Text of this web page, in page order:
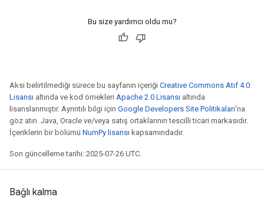
Bu size yardımcı oldu mu?
Aksi belirtilmediği sürece bu sayfanın içeriği Creative Commons Atıf 4.0
Lisansı altında ve kod örnekleri Apache 2.0 Lisansı altında
lisanslanmıştır. Ayrıntılı bilgi için Google Developers Site Politikaları'na
göz atın. Java, Oracle ve/veya satış ortaklarının tescilli ticari markasıdır.
İçeriklerin bir bölümü NumPy lisansı kapsamındadır.
Son güncelleme tarihi: 2025-07-26 UTC.
Bağlı kalma